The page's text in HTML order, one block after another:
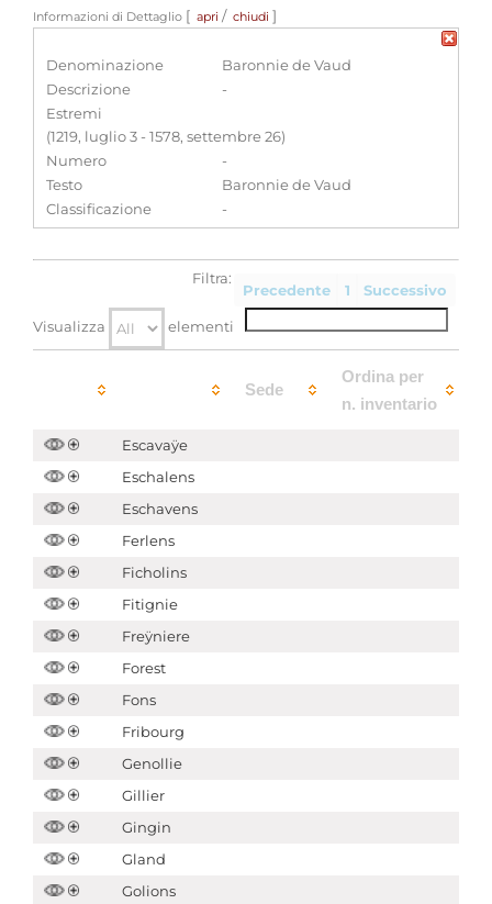
Informazioni di Dettaglio [ apri / chiudi ]
Denominazione
Baronnie de Vaud
Descrizione
-
Estremi
(1219, luglio 3 - 1578, settembre 26)
Numero
-
Testo
Baronnie de Vaud
Classificazione
-
Precedente 1 Successivo
Visualizza elementi
Filtra:
Sede
Ordina per
n. inventario
Escavaÿe
Eschalens
Eschavens
Ferlens
Ficholins
Fitignie
Freÿniere
Forest
Fons
Fribourg
Genollie
Gillier
Gingin
Gland
Golions